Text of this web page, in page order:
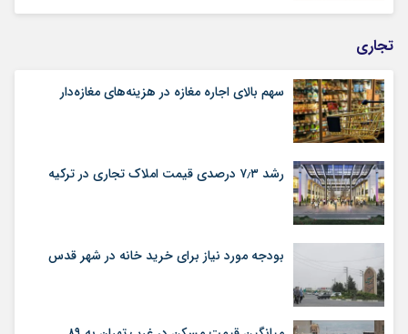
تجاری
سهم بالای اجاره‌‌ مغازه در هزینه‌‌های مغازه‌‌دار
رشد ۷٫۳ درصدی قیمت‌ املاک تجاری در ترکیه
بودجه مورد نیاز برای خرید خانه در شهر قدس